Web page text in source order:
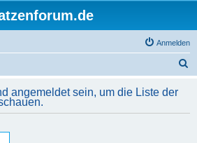
Anmelden
h
angemeldet sein, um die Liste der